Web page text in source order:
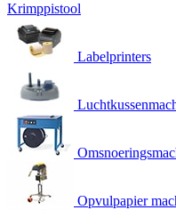
Krimppistool
Labelprinters
Opvulpapier